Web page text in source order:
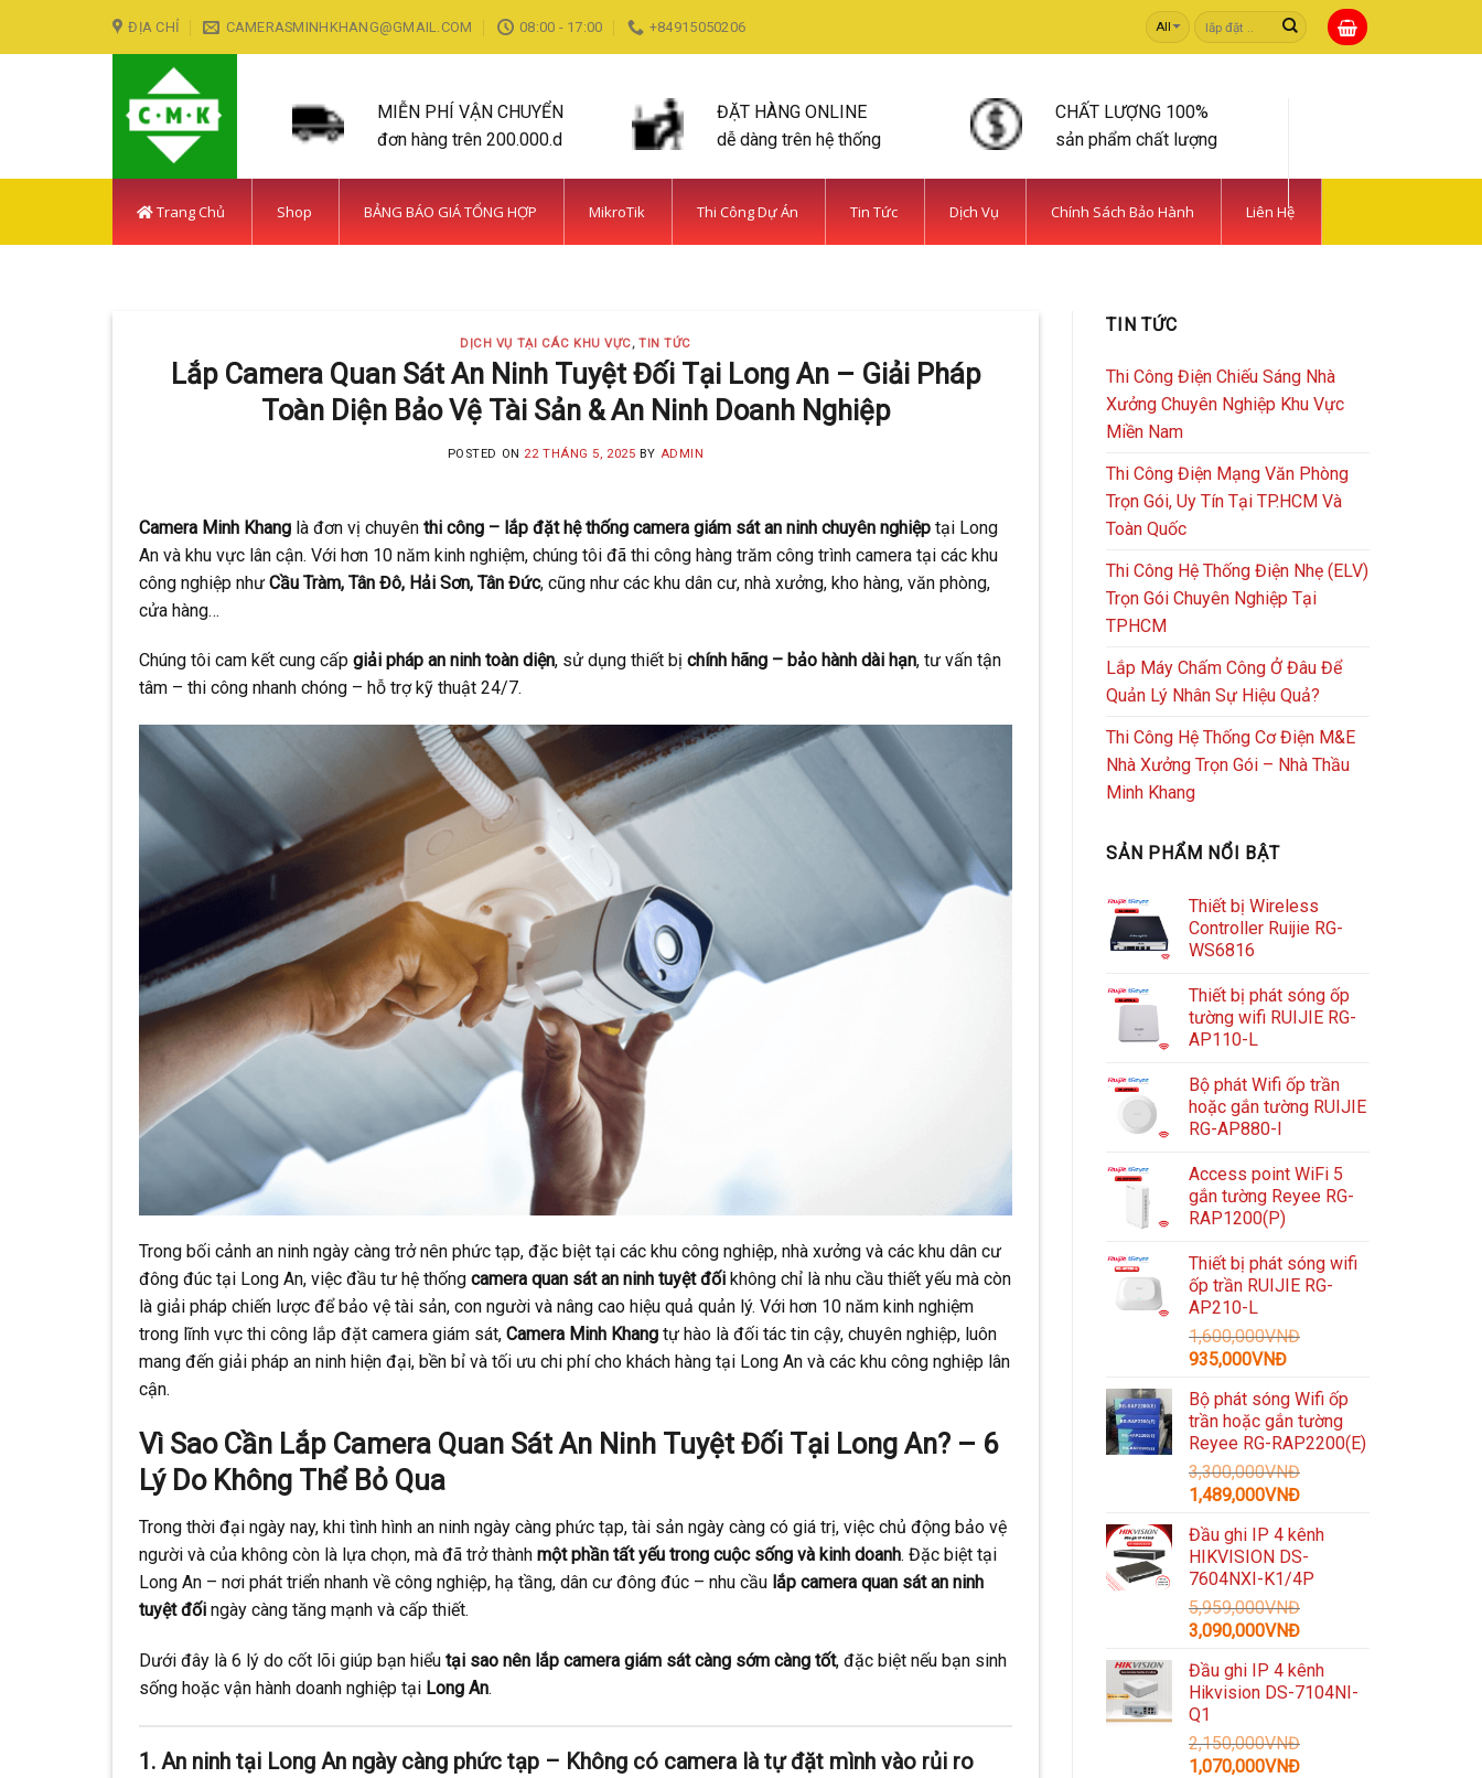
ĐỊA CHỈ CAMERASMINHKHANG@GMAIL.COM 08:00 - 17:00 +84915050206
Tìm
kiếm:
MIỄN PHÍ VẬN CHUYỂN
đơn hàng trên 200.000.d
ĐẶT HÀNG ONLINE
dễ dàng trên hệ thống
CHẤT LƯỢNG 100%
sản phẩm chất lượng
Trang Chủ Shop BẢNG BÁO GIÁ TỔNG HỢP MikroTik Thi Công Dự Án Tin Tức Dịch Vụ Chính Sách Bảo Hành Liên Hệ
DỊCH VỤ TẠI CÁC KHU VỰC TIN TỨC
LẮP ĐẶT CAMERA HUYỆN BÌNH CHÁNH SIÊU AN NINH VÀ SIÊU TIẾT KIỆM | CAMERA
Với hơn 5 năm kinh nghiệm, Camera Minh Khang là đơn vị hàng đầu trong [...]
CONTINUE READING →
DỊCH VỤ TẠI CÁC KHU VỰC,TIN TỨC
Lắp Camera Quan Sát An Ninh Tuyệt Đối Tại Long An – Giải Pháp
Toàn Diện Bảo Vệ Tài Sản & An Ninh Doanh Nghiệp
POSTED ON 22 THÁNG 5, 2025 BY ADMIN
Camera Minh Khang là đơn vị chuyên thi công – lắp đặt hệ thống camera giám sát an ninh chuyên nghiệp tại Long
An và khu vực lân cận. Với hơn 10 năm kinh nghiệm, chúng tôi đã thi công hàng trăm công trình camera tại các khu
công nghiệp như Cầu Tràm, Tân Đô, Hải Sơn, Tân Đức, cũng như các khu dân cư, nhà xưởng, kho hàng, văn phòng,
cửa hàng…
Chúng tôi cam kết cung cấp giải pháp an ninh toàn diện, sử dụng thiết bị chính hãng – bảo hành dài hạn, tư vấn tận
tâm – thi công nhanh chóng – hỗ trợ kỹ thuật 24/7.
Trong bối cảnh an ninh ngày càng trở nên phức tạp, đặc biệt tại các khu công nghiệp, nhà xưởng và các khu dân cư
đông đúc tại Long An, việc đầu tư hệ thống camera quan sát an ninh tuyệt đối không chỉ là nhu cầu thiết yếu mà còn
là giải pháp chiến lược để bảo vệ tài sản, con người và nâng cao hiệu quả quản lý. Với hơn 10 năm kinh nghiệm
trong lĩnh vực thi công lắp đặt camera giám sát, Camera Minh Khang tự hào là đối tác tin cậy, chuyên nghiệp, luôn
mang đến giải pháp an ninh hiện đại, bền bỉ và tối ưu chi phí cho khách hàng tại Long An và các khu công nghiệp lân
cận.
Vì Sao Cần Lắp Camera Quan Sát An Ninh Tuyệt Đối Tại Long An? – 6
Lý Do Không Thể Bỏ Qua
Trong thời đại ngày nay, khi tình hình an ninh ngày càng phức tạp, tài sản ngày càng có giá trị, việc chủ động bảo vệ
người và của không còn là lựa chọn, mà đã trở thành một phần tất yếu trong cuộc sống và kinh doanh. Đặc biệt tại
Long An – nơi phát triển nhanh về công nghiệp, hạ tầng, dân cư đông đúc – nhu cầu lắp camera quan sát an ninh
tuyệt đối ngày càng tăng mạnh và cấp thiết.
Dưới đây là 6 lý do cốt lõi giúp bạn hiểu tại sao nên lắp camera giám sát càng sớm càng tốt, đặc biệt nếu bạn sinh
sống hoặc vận hành doanh nghiệp tại Long An.
1. An ninh tại Long An ngày càng phức tạp – Không có camera là tự đặt mình vào rủi ro
TIN TỨC
Thi Công Điện Chiếu Sáng Nhà
Xưởng Chuyên Nghiệp Khu Vực
Miền Nam
Thi Công Điện Mạng Văn Phòng
Trọn Gói, Uy Tín Tại TP.HCM Và
Toàn Quốc
Thi Công Hệ Thống Điện Nhẹ (ELV)
Trọn Gói Chuyên Nghiệp Tại
TPHCM
Lắp Máy Chấm Công Ở Đâu Để
Quản Lý Nhân Sự Hiệu Quả?
Thi Công Hệ Thống Cơ Điện M&E
Nhà Xưởng Trọn Gói – Nhà Thầu
Minh Khang
SẢN PHẨM NỔI BẬT
Thiết bị Wireless
Controller Ruijie RG-
WS6816
Thiết bị phát sóng ốp
tường wifi RUIJIE RG-
AP110-L
Bộ phát Wifi ốp trần
hoặc gắn tường RUIJIE
RG-AP880-I
Access point WiFi 5
gắn tường Reyee RG-
RAP1200(P)
Thiết bị phát sóng wifi
ốp trần RUIJIE RG-
AP210-L
1,600,000VNĐ
Giá
là:
1,600,000VNĐ.
935,000VNĐGiá
tại
là:
935,000VNĐ.
Bộ phát sóng Wifi ốp
trần hoặc gắn tường
Reyee RG-RAP2200(E)
3,300,000VNĐ
Giá
là:
3,300,000VNĐ.
1,489,000VNĐGiá
tại
là:
1,489,000VNĐ.
Đầu ghi IP 4 kênh
HIKVISION DS-
7604NXI-K1/4P
5,959,000VNĐ
Giá
là:
5,959,000VNĐ.
3,090,000VNĐGiá
tại
là:
Đầu ghi IP 4 kênh
Hikvision DS-7104NI-
Q1
2,150,000VNĐ
Giá
1,070,000VNĐGiá